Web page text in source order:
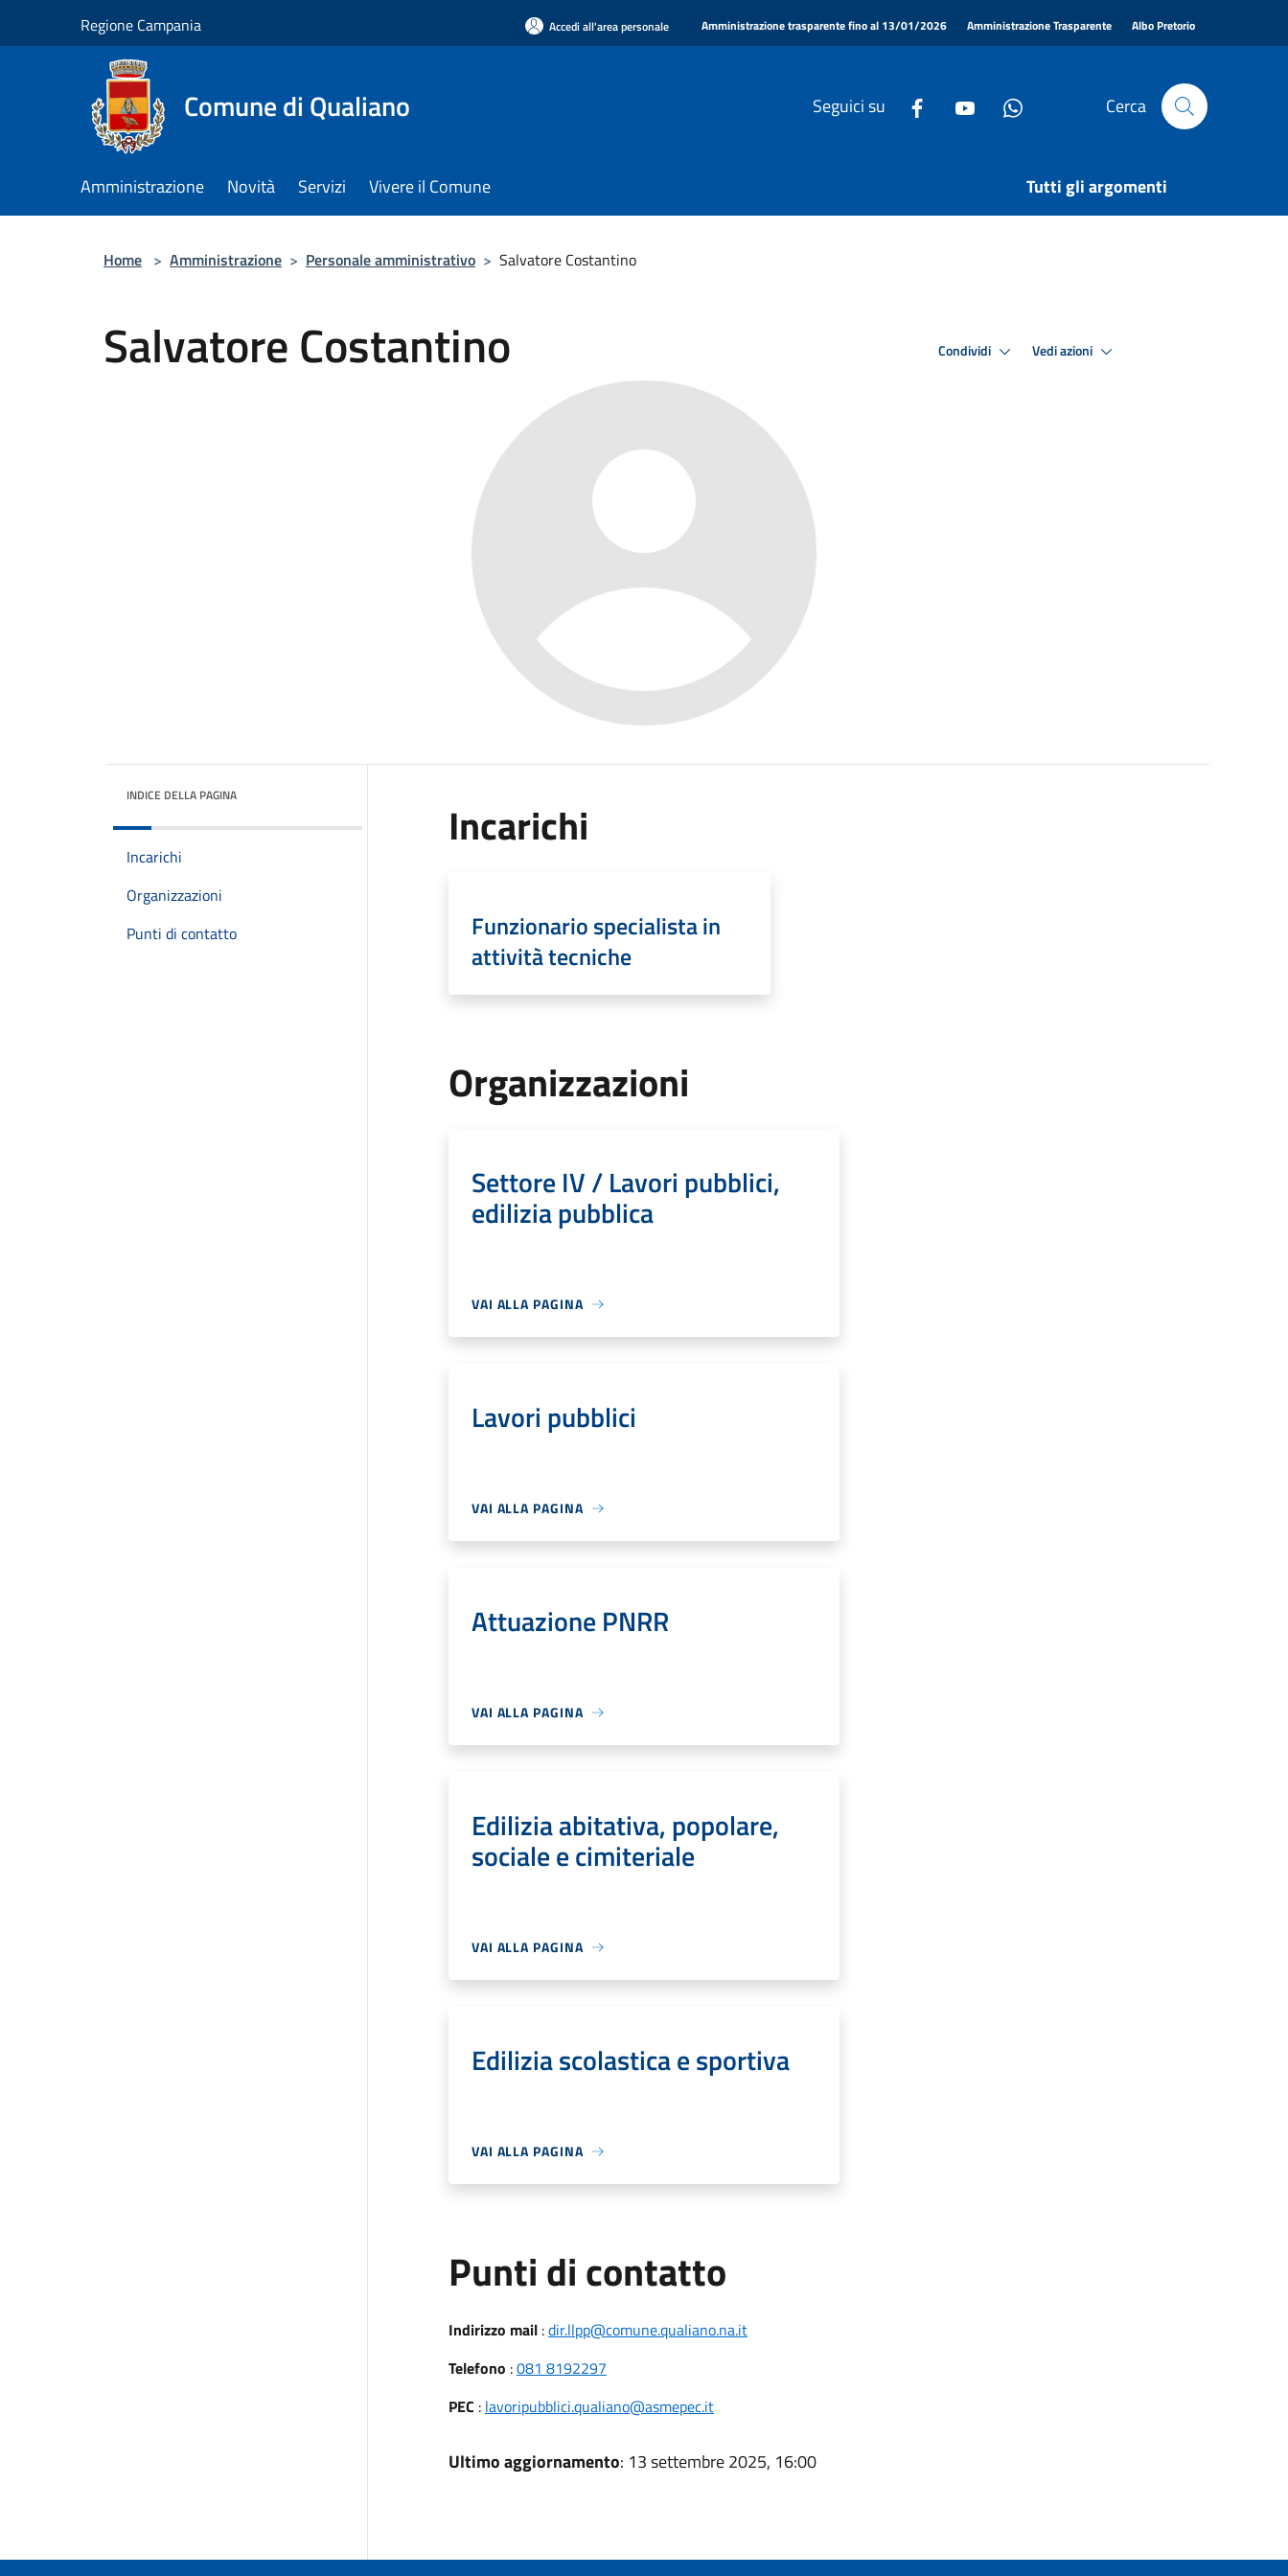
Regione Campania Accedi all'area personale Amministrazione trasparente fino al 13/01/2026 Amministrazione Trasparente Albo Pretorio
Comune di Qualiano Seguici su Cerca
Amministrazione Novità Servizi Vivere il Comune Tutti gli argomenti
Home > Amministrazione > Personale amministrativo > Salvatore Costantino
Salvatore Costantino Condividi Vedi azioni
INDICE DELLA PAGINA
Incarichi
Organizzazioni
Punti di contatto
Incarichi
Funzionario specialista in
attività tecniche
Organizzazioni
Settore IV / Lavori pubblici,
edilizia pubblica
VAI ALLA PAGINA
Lavori pubblici
VAI ALLA PAGINA
Attuazione PNRR
VAI ALLA PAGINA
Edilizia abitativa, popolare,
sociale e cimiteriale
VAI ALLA PAGINA
Edilizia scolastica e sportiva
VAI ALLA PAGINA
Punti di contatto
Indirizzo mail:dir.llpp@comune.qualiano.na.it
Telefono :081 8192297
PEC : lavoripubblici.qualiano@asmepec.it
Ultimo aggiornamento: 13 settembre 2025, 16:00